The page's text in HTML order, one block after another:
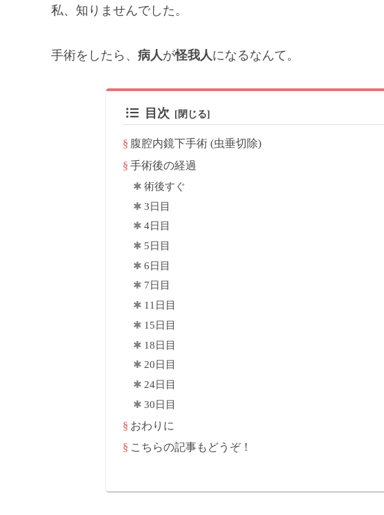
私、知りませんでした。
手術をしたら、 病人が怪我人になるなんて。
目次
腹腔内鏡下手術 (虫垂切除)
手術後の経過
術後すぐ
3日目
4日目
5日目
6日目
7日目
11日目
15日目
18日目
20日目
24日目
30日目
おわりに
こちらの記事もどうぞ！